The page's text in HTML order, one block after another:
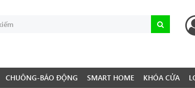
CHUÔNG-BÁO ĐỘNG SMART HOME KHÓA CỬA